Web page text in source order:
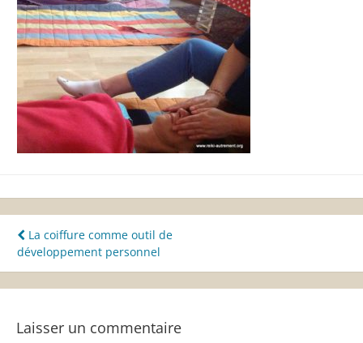
Navigation
de
l’article
La coiffure comme outil de
développement personnel
Laisser un commentaire